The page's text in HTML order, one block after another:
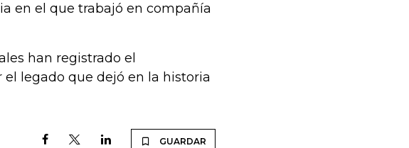
en el que trabajó en compañía
han registrado el
legado que dejó en la historia
GUARDAR